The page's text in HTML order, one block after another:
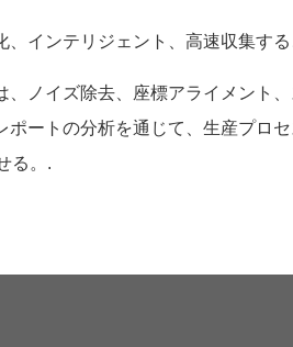
インテリジェント、高速収集す
ノイズ除去、座標アライメント
ートの分析を通じて、生産プロ
る。.